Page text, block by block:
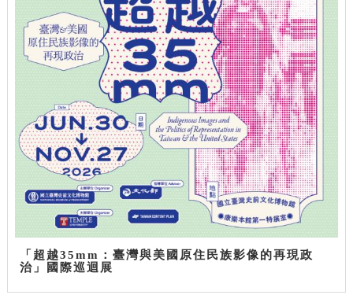
「超越35mm：臺灣與美國原住民族影像的再現政
治」國際巡迴展